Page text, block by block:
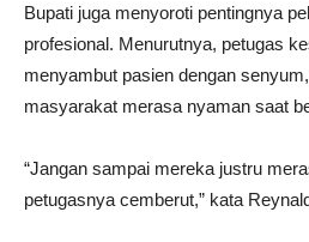
Bupati juga menyoroti pentingnya
profesional. Menurutnya, petugas
menyambut pasien dengan
masyarakat merasa nyaman saat
“Jangan sampai mereka justru
petugasnya cemberut,” kata